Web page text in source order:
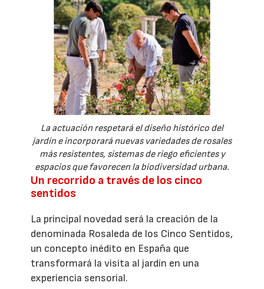
La actuación respetará el diseño histórico del
jardín e incorporará nuevas variedades de rosales
más resistentes, sistemas de riego eficientes y
espacios que favorecen la biodiversidad urbana.
Un recorrido a través de los cinco
sentidos
La principal novedad será la creación de la
denominada Rosaleda de los Cinco Sentidos,
un concepto inédito en España que
transformará la visita al jardín en una
experiencia sensorial.